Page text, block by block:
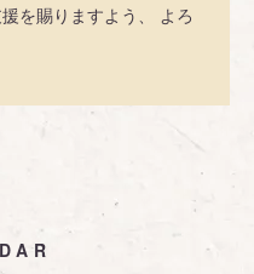
を賜りますよう、 よろ